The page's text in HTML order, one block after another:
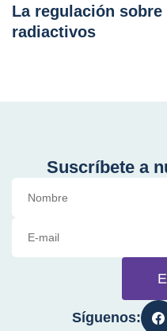
La regulación
radiactivos
Suscríbete a
Síguenos: